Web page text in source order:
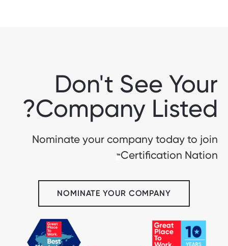
Don't See Your
Company Listed?
Nominate your company today to join
Certification Nation
™
NOMINATE YOUR COMPANY